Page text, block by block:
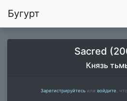
Бугурт
Sacred
Князь
Зарегистрируйтесьили войдите ,